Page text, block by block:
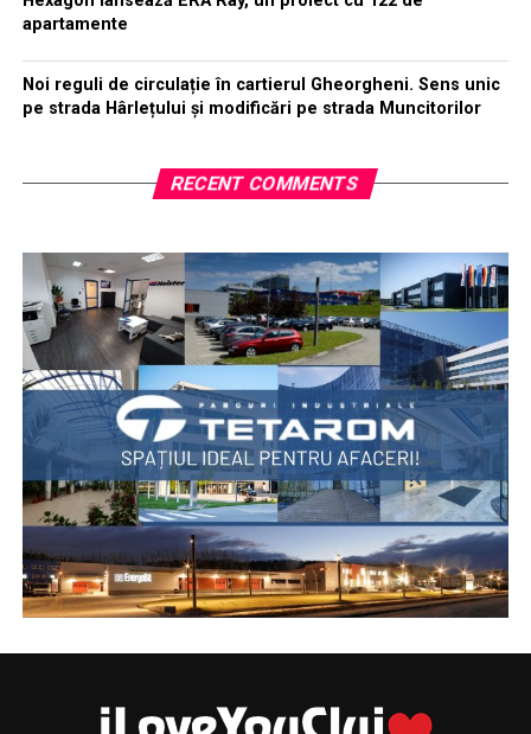
apartamente
Noi reguli de circulație în cartierul Gheorgheni. Sens unic
pe strada Hârlețului și modificări pe strada Muncitorilor
RECENT COMMENTS